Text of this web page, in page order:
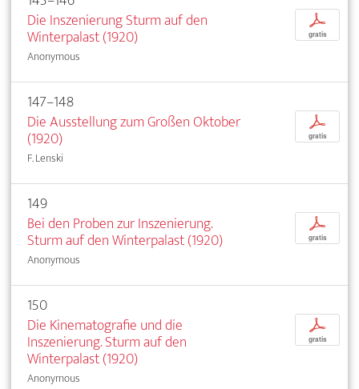
Die Inszenierung Sturm auf den
Winterpalast (1920)
Anonymous
p
gratis
147–148
Die Ausstellung zum Großen Oktober
(1920)
F. Lenski
p
gratis
149
Bei den Proben zur Inszenierung.
Sturm auf den Winterpalast (1920)
Anonymous
p
gratis
150
Die Kinematografie und die
Inszenierung. Sturm auf den
Winterpalast (1920)
Anonymous
p
gratis